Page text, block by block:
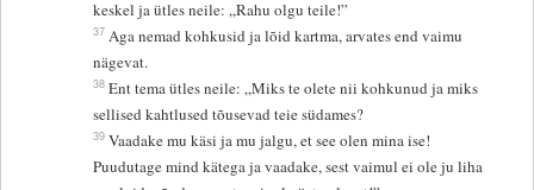
keskel ja ütles neile: „Rahu olgu teile!”
37 Aga nemad kohkusid ja lõid kartma, arvates end vaimu
nägevat.
38 Ent tema ütles neile: „Miks te olete nii kohkunud ja miks
sellised kahtlused tõusevad teie südames?
39 Vaadake mu käsi ja mu jalgu, et see olen mina ise!
Puudutage mind kätega ja vaadake, sest vaimul ei ole ju liha